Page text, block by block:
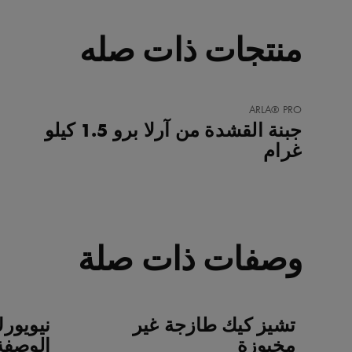
منتجات ذات صله
أضف
المفضلة
ARLA® PRO
جبنة القشدة من آرلا برو 1.5 كيلو
غرام
وصفات ذات صلة
تشيز كيك طازجة غير
مخبوزة